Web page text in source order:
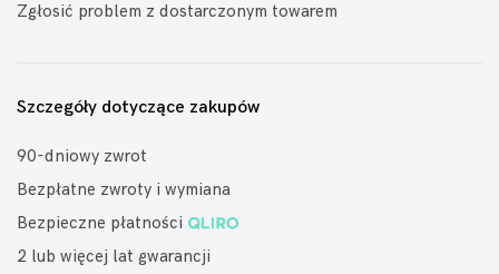
Zgłosić problem z dostarczonym towarem
Szczegóły dotyczące zakupów
90-dniowy zwrot
Bezpłatne zwroty i wymiana
Bezpieczne płatności
2 lub więcej lat gwarancji